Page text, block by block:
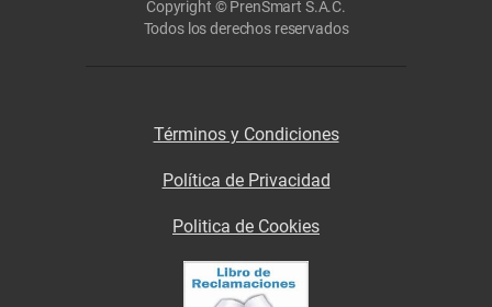
Copyright © PrenSmart S.A.C.
Todos los derechos reservados
Términos y Condiciones
Política de Privacidad
Politica de Cookies